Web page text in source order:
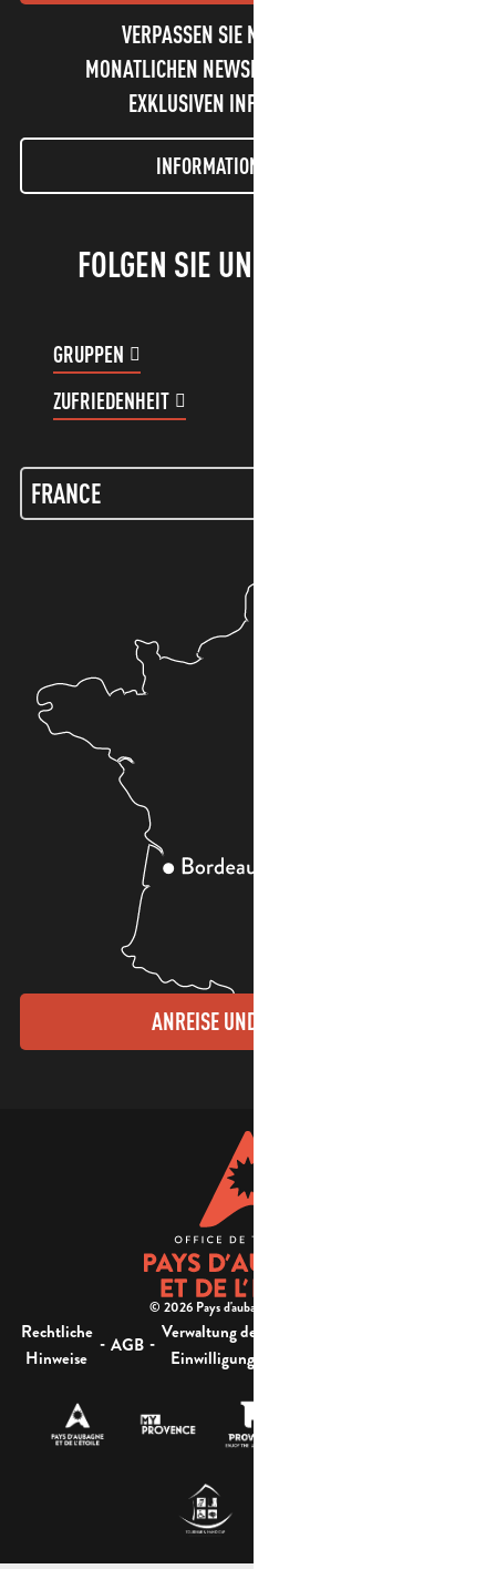
VERPASSEN SIE NICHT UNSEREN
MONATLICHEN NEWSLETTER UND UNSERE
EXKLUSIVEN INFORMATIONEN!
INFORMATIONEN LETTER
FOLGEN SIE UNS!
GRUPPEN
ZUFRIEDENHEIT
ANREISE UND KONTAKTE
© 2026 Pays d'aubagne et de l'étoile -
Rechtliche
Hinweise
- AGB - Verwaltung der
Einwilligung